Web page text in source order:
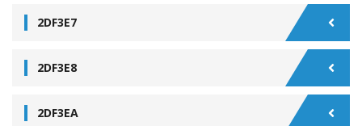
2DF3E7
2DF3E8
2DF3EA